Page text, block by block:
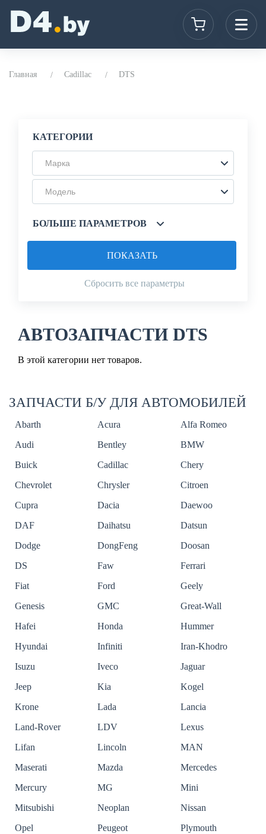
Главная Cadillac DTS
КАТЕГОРИИ
Марка
Модель
БОЛЬШЕ ПАРАМЕТРОВ
Сбросить все параметры
ПОКАЗАТЬ
АВТОЗАПЧАСТИ DTS
В этой категории нет товаров.
ЗАПЧАСТИ Б/У ДЛЯ АВТОМОБИЛЕЙ
Abarth Acura
Alfa Romeo
Audi
Bentley
BMW
Buick
Cadillac
Chery
Chevrolet
Chrysler
Citroen
Cupra
Dacia
Daewoo
DAF
Daihatsu
Datsun
Dodge
DongFeng
Doosan
DS
Faw
Ferrari
Fiat
Ford
Geely
Genesis
GMC
Great-Wall
Hafei
Honda
Hummer
Hyundai
Infiniti
Iran-Khodro
Isuzu
Iveco
Jaguar
Jeep
Kia
Kogel
Krone
Lada
Lancia
Land-Rover
LDV
Lexus
Lifan
Lincoln
MAN
Maserati
Mazda
Mercedes
Mercury
MG
Mini
Mitsubishi
Neoplan
Nissan
Opel
Peugeot
Plymouth